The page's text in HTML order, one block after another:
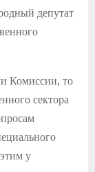
депутат
Комиссии, то
сектора
у